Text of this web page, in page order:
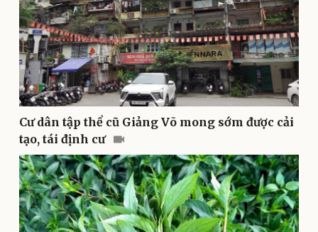
Sản phụ khoa
Nhi khoa
Nam khoa
Làm đẹp - giảm cân
Phòng mạch online
Ăn sạch sống khỏe
Tình yêu - Gia đình
Cư dân tập thể cũ Giảng Võ mong sớm được cải
tạo, tái định cư